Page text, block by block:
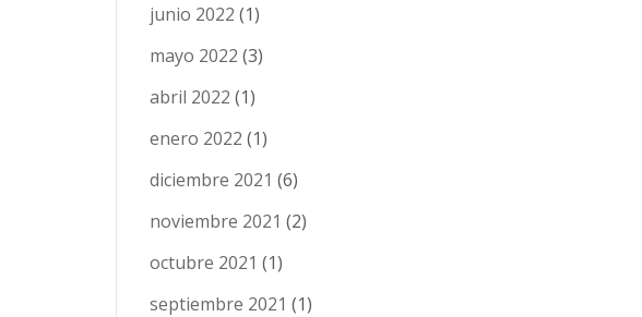
junio 2022 (1)
mayo 2022 (3)
abril 2022 (1)
enero 2022 (1)
diciembre 2021 (6)
noviembre 2021 (2)
octubre 2021 (1)
septiembre 2021 (1)